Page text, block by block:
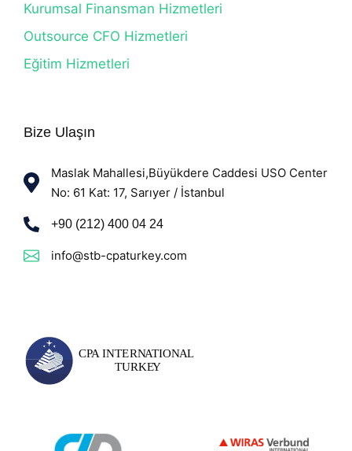
Kurumsal Finansman Hizmetleri
Outsource CFO Hizmetleri
Eğitim Hizmetleri
Bize Ulaşın
Maslak Mahallesi,Büyükdere Caddesi USO Center
No: 61 Kat: 17, Sarıyer / İstanbul
+90 (212) 400 04 24
info@stb-cpaturkey.com